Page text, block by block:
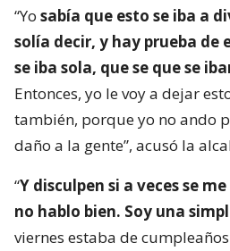
“Yo sabía que esto se iba a
solía decir, y hay prueba de
se iba sola, que se que se
Entonces, yo le voy a dejar
también, porque yo no ando
daño a la gente”, acusó la
“Y disculpen si a veces se
no hablo bien. Soy una
viernes estaba de